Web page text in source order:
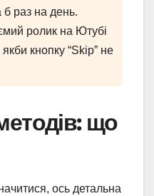
раз на день.
ролик на Ютубі
кнопку “Skip” не
що
ось детальна